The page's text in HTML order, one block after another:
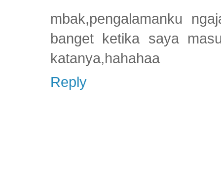
mbak,pengalamanku
banget ketika saya
katanya,hahahaa
Reply